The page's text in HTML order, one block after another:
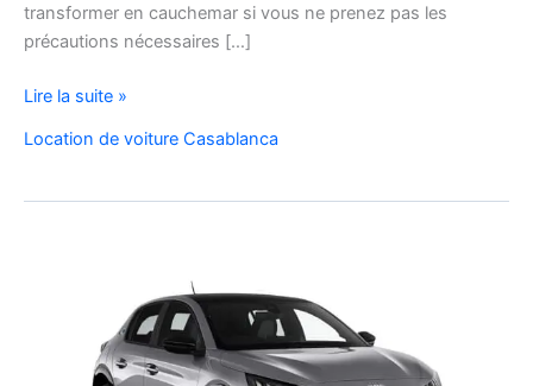
transformer en cauchemar si vous ne prenez pas les
précautions nécessaires […]
Vérification
la
de
Lire la suite »
Location de voiture Casablanca